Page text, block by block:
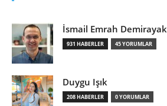
İsmail Emrah Demirayak
931 HABERLER 45 YORUMLAR
Duygu Işık
208 HABERLER 0 YORUMLAR